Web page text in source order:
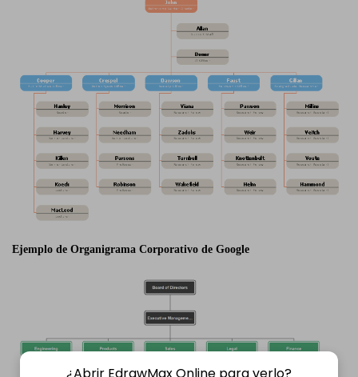
Ejemplo de Organigrama Corporativo de Google